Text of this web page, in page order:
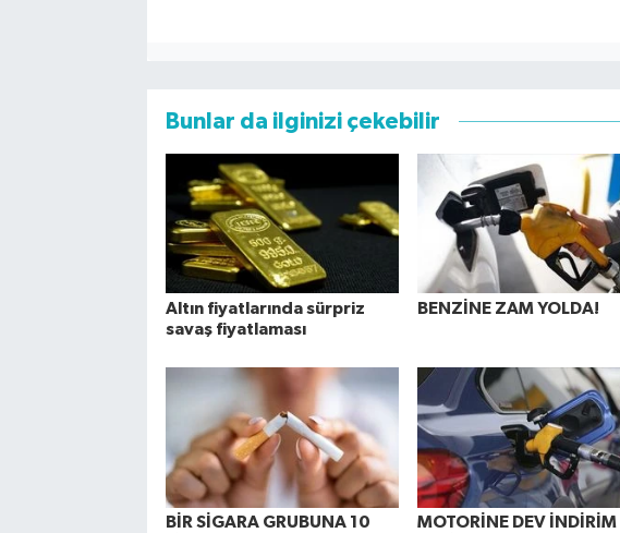
Bunlar da ilginizi çekebilir
Altın fiyatlarında sürpriz
savaş fiyatlaması
BENZİNE ZAM YOLDA!
BİR SİGARA GRUBUNA 10 MOTORİNE DEV İNDİRİM